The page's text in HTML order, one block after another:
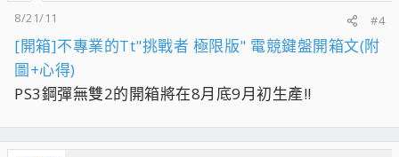
8/21/11
#4
[開箱]不專業的Tt"挑戰者 極限版" 電競鍵盤開箱文(附
圖+心得)
PS3鋼彈無雙2的開箱將在8月底9月初生產!!